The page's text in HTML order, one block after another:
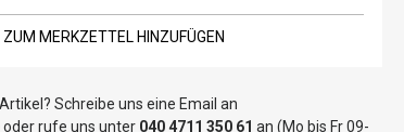
ZUM MERKZETTEL HINZUFÜGEN
Schreibe uns eine Email an
oder rufe uns unter 040 4711 350 61 an (Mo bis Fr 09-